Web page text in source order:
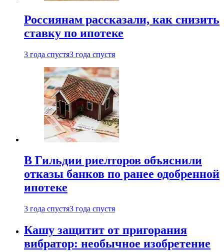
Россиянам рассказали, как снизить
ставку по ипотеке
3 года спустя3 года спустя
В Гильдии риелторов объяснили
отказы банков по ранее одобренной
ипотеке
3 года спустя3 года спустя
Кашу защитит от пригорания
вибратор: необычное изобретение